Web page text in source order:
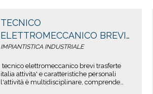
TECNICO
ELETTROMECCANICO BREVI
TRASFERTE ITALIA -
SASSUOLO (MO)
IMPIANTISTICA INDUSTRIALE
tecnico elettromeccanico brevi trasferte
italia attivita' e caratteristiche personali
l'attività è multidisciplinare, comprende